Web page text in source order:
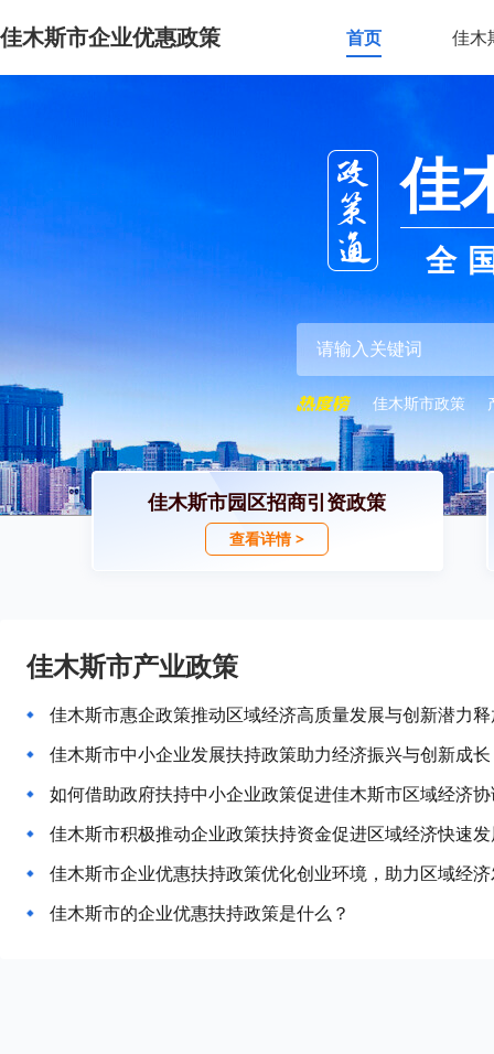
佳木斯市企业优惠政策 首页 佳木
佳
全
佳木斯市政策
佳木斯市园区招商引资政策
查看详情 >
佳木斯市产业政策
佳木斯市惠企政策推动区域经济高质量发展与创新潜力
佳木斯市中小企业发展扶持政策助力经济振兴与创新成长
如何借助政府扶持中小企业政策促进佳木斯市区域经济
佳木斯市积极推动企业政策扶持资金促进区域经济快速
佳木斯市企业优惠扶持政策优化创业环境，助力区域经
佳木斯市的企业优惠扶持政策是什么？